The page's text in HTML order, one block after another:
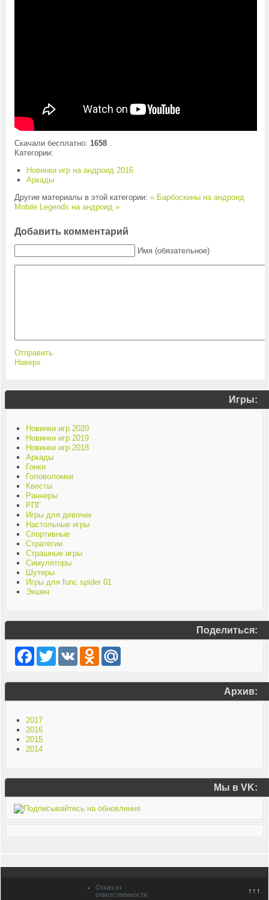
Скачали бесплатно: 1658.
Категории:
Новинки игр на андроид 2016
Аркады
Другие материалы в этой категории: « Барбоскины на андроид
Mobile Legends на андроид »
Добавить комментарий
Имя (обязательное)
Отправить
Наверх
Игры:
Новинки игр 2020
Новинки игр 2019
Новинки игр 2018
Аркады
Гонки
Головоломки
Квесты
Раннеры
РПГ
Игры для девочек
Настольные игры
Спортивные
Стратегии
Страшные игры
Симуляторы
Шутеры
Игры для func spider 01
Экшен
Поделиться:
Facebook
TwitterVK Odnoklassniki
Mail.Ru
Архив:
2017
2016
2015
2014
Мы в VK:
↑↑↑
Отказ от
ответственности